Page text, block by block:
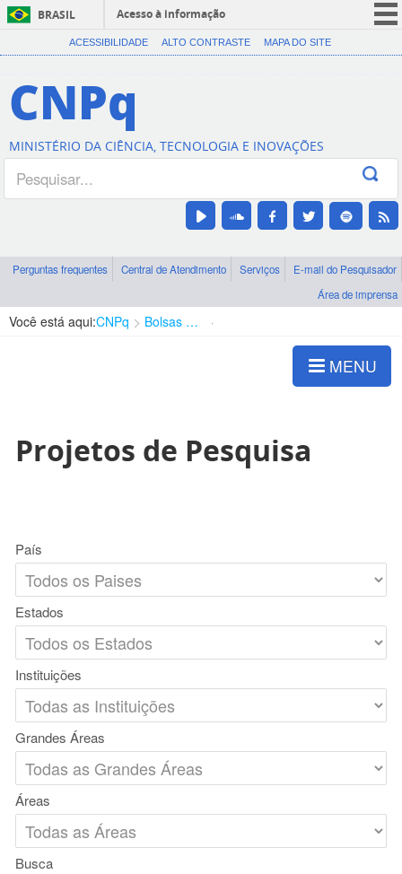
BRASIL
Acesso à informação
CORONAVÍRUS (COVID-19)
Canais
ACESSIBILIDADE ALTO CONTRASTE MAPA DO SITE
CNPq
MINISTÉRIO DA CIÊNCIA, TECNOLOGIA E INOVAÇÕES
Perguntas frequentes Central de Atendimento Serviços
E-mail do Pesquisador
Área de imprensa
Você está aqui:CNPq Bolsas e Auxílios Vigentes
MENU
Projetos de Pesquisa
País
Estados
Instituições
Grandes Áreas
Áreas
Busca